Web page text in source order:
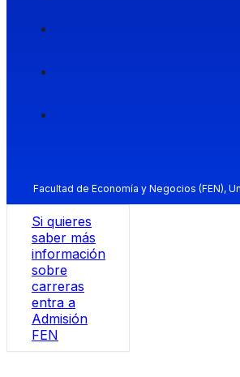
Facultad de Economía y Negocios (FEN),
Si quieres
saber más
información
sobre
carreras
entra a
Admisión
FEN